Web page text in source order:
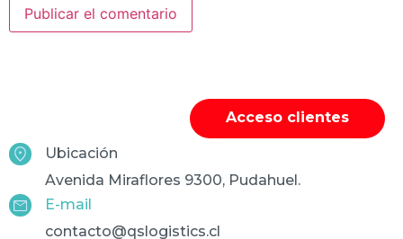
Acceso clientes
Avenida Miraflores 9300, Pudahuel.
Ubicación
contacto@qslogistics.cl
E-mail